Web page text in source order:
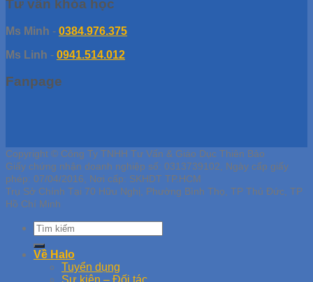
Tư vấn khóa học
Ms Minh - 0384.976.375
Ms Linh - 0941.514.012
Fanpage
Copyright © Công Ty TNHH Tư Vấn & Giáo Dục Thiên Bảo
Giấy chứng nhận doanh nghiệp số: 0313739102, Ngày cấp giấy
phép: 07/04/2016, Nơi cấp: SKHDT TP.HCM
Trụ Sở Chính Tại 70 Hữu Nghị, Phường Bình Thọ, TP Thủ Đức, TP
Hồ Chí Minh
Về Halo
Tuyển dụng
Sự kiện – Đối tác